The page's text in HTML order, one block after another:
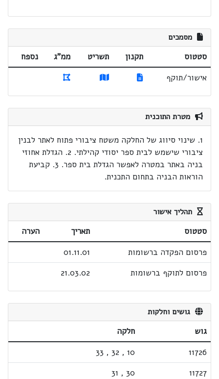
מסמכים
סטטוס תקנון תשריט ממ"ג
נספח
אישור/תוקף
מטרת התוכנית
1. שינוי סיווג של החלקה משטח ציבורי פתוח לאתר לבנין
ציבורי שישמש לבית ספר יסודי קהילתי. 2. הגדלת אחוזי
בניה באתר במטרה לאפשר הגדלת בית ספר. 3. קביעת
הוראות הבניה בתחום התכנית.
תהליך אישור
סטטוס תאריך
הערה
פרסום הפקדה ברשומות
01.11.01
פרסום לתוקף ברשומות
21.03.02
גושים וחלקות
גוש
חלקה
11726
10
,
32
,
33
11727
30
,
31